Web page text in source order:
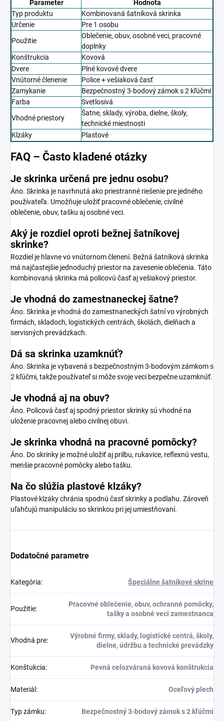
Parameter
Hodnota
Typ produktu
Kombinovaná šatníková skrinka
Určenie
Pre 1 osobu
Použitie
Oblečenie, obuv, osobné veci, pracovné
doplnky
Konštrukcia
Kovová
Dvere
Plné kovové dvere
Vnútorné členenie
Police + vešiaková časť
Zamykanie
Bezpečnostný 3-bodový zámok s 2 kľúčmi
Farba
Svetlosivá
Vhodné priestory
Šatne, sklady, výroba, dielne, školy,
technické miestnosti
Klzáky
Plastové
FAQ – Často kladené otázky
Je skrinka určená pre jednu osobu?
Áno. Skrinka je navrhnutá ako priestranné riešenie pre jedného
používateľa. Umožňuje uložiť pracovné oblečenie, civilné
oblečenie, obuv, tašku aj osobné veci.
Aký je rozdiel oproti bežnej šatníkovej
skrinke?
Rozdiel je hlavne vo vnútornom členení. Bežná šatníková skrinka
má najčastejšie jednoduchý priestor na zavesenie oblečenia. Táto
kombinovaná skrinka má policovú časť aj vešiakový priestor.
Je vhodná do zamestnaneckej šatne?
Áno. Skrinka je vhodná do zamestnaneckých šatní vo výrobných
firmách, skladoch, logistických centrách, školách, dielňach a
servisných prevádzkach.
Dá sa skrinka uzamknúť?
Áno. Skrinka je vybavená s bezpečnostným 3-bodovým zámkom s
2 kľúčmi, takže používateľ si môže svoje veci bezpečne uzamknúť.
Je vhodná aj na obuv?
Áno. Policová časť aj spodný priestor skrinky sú vhodné na
uloženie pracovnej alebo civilnej obuvi.
Je skrinka vhodná na pracovné pomôcky?
Áno. Do skrinky je možné uložiť aj prilbu, rukavice, reflexnú vestu,
menšie pracovné pomôcky alebo tašku.
Na čo slúžia plastové klzáky?
Plastové klzáky chránia spodnú časť skrinky a podlahu. Zároveň
uľahčujú manipuláciu so skrinkou pri jej umiestňovaní.
Dodatočné parametre
Kategória: Špeciálne šatníkové skrine
Použitie:
Pracovné oblečenie, obuv, ochranné pomôcky,
tašky a osobné veci zamestnanca
Vhodná pre:
Výrobné firmy, sklady, logistické centrá, školy,
dielne, údržbu a technické prevádzky
Konštukcia: Pevná celozváraná kovová konštrukcia
Materiál : Oceľový plech
Typ zámku: Bezpečnostný 3-bodový zámok s 2 kľúčmi